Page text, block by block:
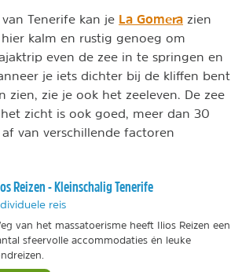
Tenerife kan je La Gomera zien
hier kalm en rustig genoeg om
even de zee in te springen en
je iets dichter bij de kliffen bent
zien, zie je ook het zeeleven. De zee
zicht is ook goed, meer dan 30
van verschillende factoren
Reizen - Kleinschalig Tenerife
reis
van het massatoerisme heeft Ilios Reizen een
sfeervolle accommodaties én leuke